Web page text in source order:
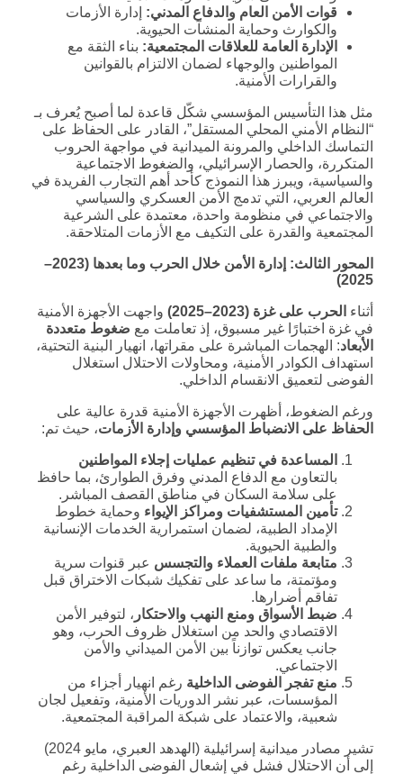
قوات الأمن العام والدفاع المدني: إدارة الأزمات
والكوارث وحماية المنشآت الحيوية.
الإدارة العامة للعلاقات المجتمعية: بناء الثقة مع
المواطنين والوجهاء لضمان الالتزام بالقوانين
والقرارات الأمنية.
مثل هذا التأسيس المؤسسي شكّل قاعدة لما أصبح يُعرف بـ
“النظام الأمني المحلي المستقل”، القادر على الحفاظ على
التماسك الداخلي والمرونة الميدانية في مواجهة الحروب
المتكررة، والحصار الإسرائيلي، والضغوط الاجتماعية
والسياسية، ويبرز هذا النموذج كأحد أهم التجارب الفريدة في
العالم العربي، التي تدمج الأمن العسكري والسياسي
والاجتماعي في منظومة واحدة، معتمدة على الشرعية
المجتمعية والقدرة على التكيف مع الأزمات المتلاحقة.
المحور الثالث: إدارة الأمن خلال الحرب وما بعدها
(2023–
2025)
أثناء الحرب على غزة (2023–2025)
واجهت الأجهزة الأمنية
في غزة اختبارًا غير مسبوق، إذ تعاملت مع ضغوط متعددة
الأبعاد: الهجمات المباشرة على مقراتها، انهيار البنية التحتية،
استهداف الكوادر الأمنية، ومحاولات الاحتلال استغلال
الفوضى لتعميق الانقسام الداخلي.
ورغم الضغوط، أظهرت الأجهزة الأمنية قدرة عالية على
الحفاظ على الانضباط المؤسسي وإدارة الأزمات، حيث تم:
المساعدة في تنظيم عمليات إجلاء المواطنين
بالتعاون مع الدفاع المدني وفرق الطوارئ، بما حافظ
على سلامة السكان في مناطق القصف المباشر.
تأمين المستشفيات ومراكز الإيواء وحماية خطوط
الإمداد الطبية، لضمان استمرارية الخدمات الإنسانية
والطبية الحيوية.
متابعة ملفات العملاء والتجسس عبر قنوات سرية
ومؤتمتة، ما ساعد على تفكيك شبكات الاختراق قبل
تفاقم أضرارها.
ضبط الأسواق ومنع النهب والاحتكار ، لتوفير الأمن
الاقتصادي والحد من استغلال ظروف الحرب، وهو
جانب يعكس توازناً بين الأمن الميداني والأمن
الاجتماعي.
منع تفجر الفوضى الداخلية رغم انهيار أجزاء من
المؤسسات، عبر نشر الدوريات الأمنية، وتفعيل لجان
شعبية، والاعتماد على شبكة المراقبة المجتمعية.
تشير مصادر ميدانية إسرائيلية (الهدهد العبري، مايو 2024)
إلى أن الاحتلال فشل في إشعال الفوضى الداخلية رغم